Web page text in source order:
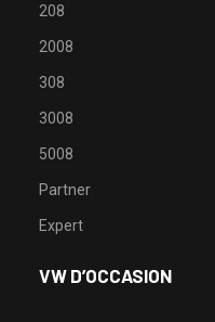
208
2008
308
3008
5008
Partner
Expert
VW D’OCCASION